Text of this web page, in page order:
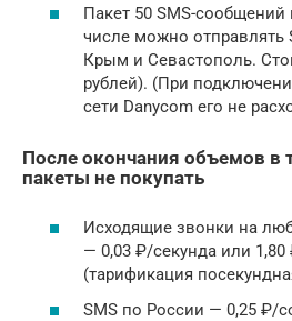
Пакет 50 SMS-
числе можно отправлять
Крым и Севастополь.
рублей). (При
сети Danycom его не
После окончания объемов в
пакеты не покупать
Исходящие звонки на
— 0,03 ₽/секунда или
(тарификация
SMS по России — 0,25 ₽/